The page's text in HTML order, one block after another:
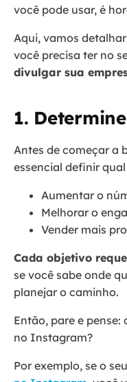
você pode usar, é
Aqui, vamos
você precisa ter no
divulgar sua
1.
Antes de começar a
essencial definir
Aumentar o
Melhorar o
Vender mais
Cada objetivo
se você sabe onde
planejar o caminho.
Então, pare e
no Instagram?
Por exemplo, se o